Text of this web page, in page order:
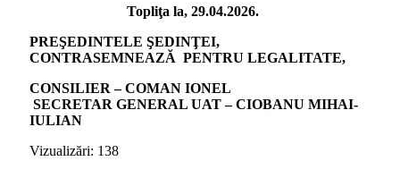
Topliţa la, 29.04.2026.
PREŞEDINTELE ŞEDINŢEI,
CONTRASEMNEAZĂ PENTRU LEGALITATE,
CONSILIER – COMAN IONEL
SECRETAR GENERAL UAT – CIOBANU MIHAI-
IULIAN
Vizualizări: 138